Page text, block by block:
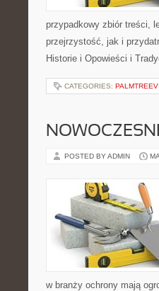
przypadkowy zbiór treści,
przejrzystość, jak i
Historie i Opowieści i
CATEGORIES:
POSTED BY ADMIN
w branży ochrony mają